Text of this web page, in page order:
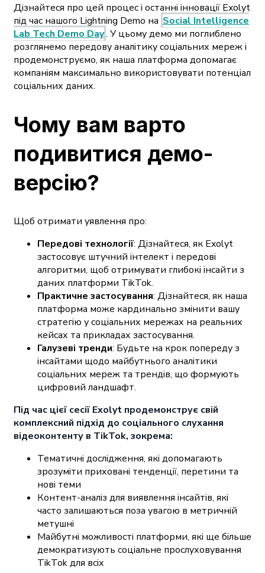
Дізнайтеся про цей процес і останні інновації Exolyt
під час нашого Lightning Demo на Social Intelligence
Lab Tech Demo Day. У цьому демо ми поглиблено
розглянемо передову аналітику соціальних мереж і
продемонструємо, як наша платформа допомагає
компаніям максимально використовувати потенціал
соціальних даних.
Чому вам варто
подивитися демо-
версію?
Щоб отримати уявлення про:
Передові технології: Дізнайтеся, як Exolyt
застосовує штучний інтелект і передові
алгоритми, щоб отримувати глибокі інсайти з
даних платформи TikTok.
Практичне застосування: Дізнайтеся, як наша
платформа може кардинально змінити вашу
стратегію у соціальних мережах на реальних
кейсах та прикладах застосування.
Галузеві тренди: Будьте на крок попереду з
інсайтами щодо майбутнього аналітики
соціальних мереж та трендів, що формують
цифровий ландшафт.
Під час цієї сесії Exolyt продемонструє свій
комплексний підхід до соціального слухання
відеоконтенту в TikTok, зокрема:
Тематичні дослідження, які допомагають
зрозуміти приховані тенденції, перетини та
нові теми
Контент-аналіз для виявлення інсайтів, які
часто залишаються поза увагою в метричній
метушні
Майбутні можливості платформи, які ще більше
демократизують соціальне прослуховування
TikTok для всіх